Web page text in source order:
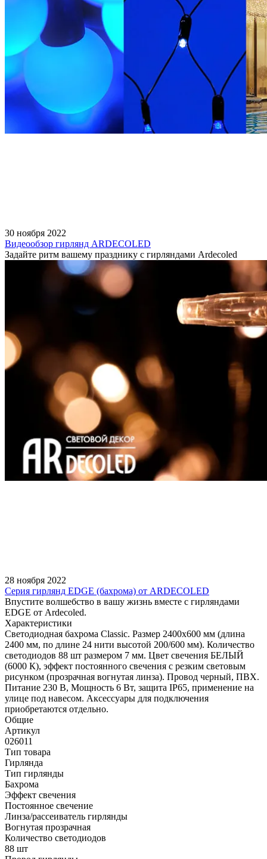
30 ноября 2022
Видеообзор гирлянд ARDECOLED
Задайте ритм вашему празднику с гирляндами Ardecoled
28 ноября 2022
Серия гирлянд EDGE (бахрома) от ARDECOLED
Впустите волшебство в вашу жизнь вместе с гирляндами
EDGE от Ardecoled.
Характеристики
Светодиодная бахрома Classic. Размер 2400x600 мм (длина
2400 мм, по длине 24 нити высотой 200/600 мм). Количество
светодиодов 88 шт размером 7 мм. Цвет свечения БЕЛЫЙ
(6000 К), эффект постоянного свечения с резким световым
рисунком (прозрачная вогнутая линза). Провод черный, ПВХ.
Питание 230 В, Мощность 6 Вт, защита IP65, применение на
улице под навесом. Аксессуары для подключения
приобретаются отдельно.
Общие
Артикул
026011
Тип товара
Гирлянда
Тип гирлянды
Бахрома
Эффект свечения
Постоянное свечение
Линза/рассеиватель гирлянды
Вогнутая прозрачная
Количество светодиодов
88 шт